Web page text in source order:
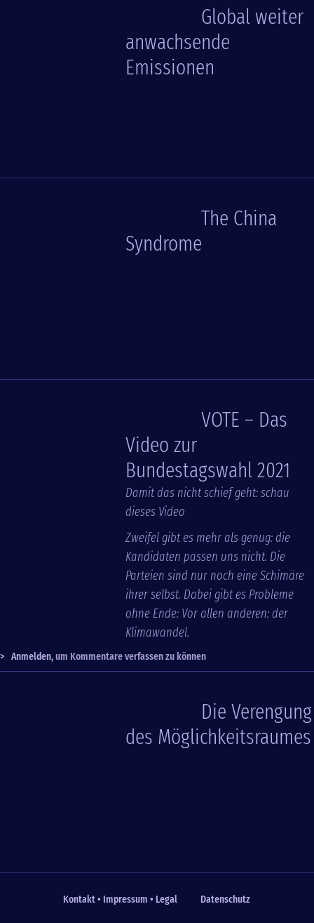
Global weiter
anwachsende
Emissionen
The China
Syndrome
VOTE – Das
Video zur
Bundestagswahl 2021
Damit das nicht schief geht: schau
dieses Video
Zweifel gibt es mehr als genug: die
Kandidaten passen uns nicht. Die
Parteien sind nur noch eine Schimäre
ihrer selbst. Dabei gibt es Probleme
ohne Ende: Vor allen anderen: der
Klimawandel.
> Anmelden, um Kommentare verfassen zu können
Die Verengung
des Möglichkeitsraumes
Fußzeile
Kontakt • Impressum • Legal Datenschutz